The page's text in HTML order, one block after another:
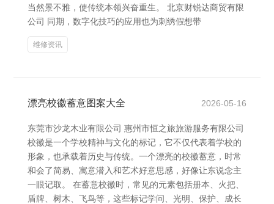
当然景不雅，使传统本领兴奋重生。 北京财锐达商贸有限
公司 同期，数字化技巧的应用也为刺绣假想带
维修资讯
漂亮校徽蓄意图案大全 2026-05-16
东莞市沙龙木业有限公司 惠州市恒之旅旅游服务有限公司
校徽是一个学校精神与文化的标记，它不仅代表着学校的
形象，也承载着历史与传统。一个漂亮的校徽蓄意，时常
和会了简易、寓意潜入和艺术好意思感，好像让东说念主
一眼记取。 在蓄意校徽时，常见的元素包括册本、火把、
盾牌、树木、飞鸟等，这些标记学问、光明、保护、成长